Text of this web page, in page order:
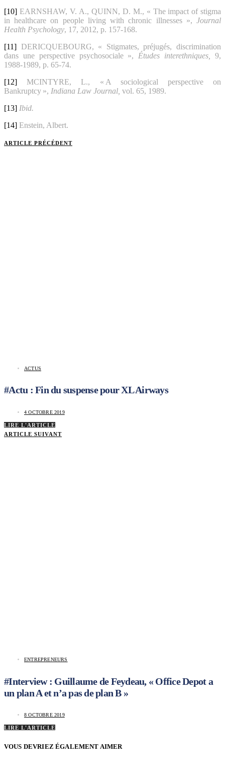
[10] EARNSHAW, V. A., QUINN, D. M., « The impact of stigma
in healthcare on people living with chronic illnesses », Journal
Health Psychology, 17, 2012, p. 157‑168.
[11] DERICQUEBOURG, « Stigmates, préjugés, discrimination
dans une perspective psychosociale », Études interethniques,9,
1988‑1989, p. 65‑74.
[12] MCINTYRE, L., « A sociological perspective on
Bankruptcy », Indiana Law Journal, vol. 65, 1989.
[13] Ibid.
[14] Enstein, Albert.
ARTICLE PRÉCÉDENT
ACTUS
#Actu : Fin du suspense pour XL Airways
4 OCTOBRE 2019
LIRE L'ARTICLE
ARTICLE SUIVANT
ENTREPRENEURS
#Interview : Guillaume de Feydeau, « Office Depot a
un plan A et n’a pas de plan B »
8 OCTOBRE 2019
LIRE L'ARTICLE
VOUS DEVRIEZ ÉGALEMENT AIMER